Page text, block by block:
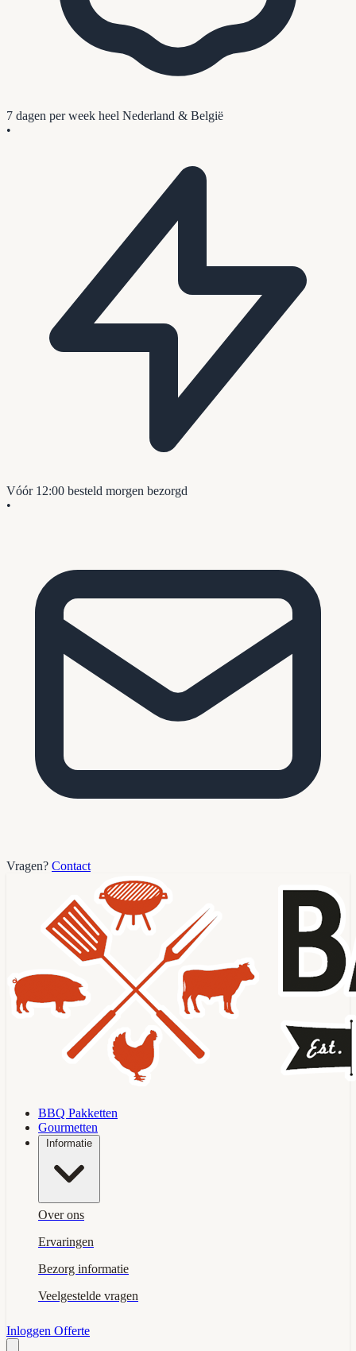
7 dagen per week heel Nederland & België
•
Vóór 12:00 besteld morgen bezorgd
•
Vragen? Contact
BBQ Pakketten
Gourmetten
Informatie
Over ons
Ervaringen
Bezorg informatie
Veelgestelde vragen
Inloggen Offerte